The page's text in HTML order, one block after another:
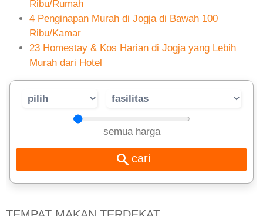
Ribu/Rumah
4 Penginapan Murah di Jogja di Bawah 100
Ribu/Kamar
23 Homestay & Kos Harian di Jogja yang Lebih
Murah dari Hotel
semua harga